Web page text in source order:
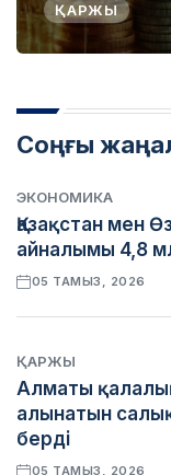
ҚАРЖЫ
Соңғы
ЭКОНОМИКА
Қазақстан мен
айналымы 4,8
05 ТАМЫЗ, 2026
ҚАРЖЫ
Алматы
алынатын
берді
05 ТАМЫЗ, 2026